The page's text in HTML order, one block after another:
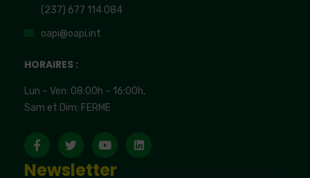
(237) 677 114 084
oapi@oapi.int
HORAIRES :
Lun – Ven: 08:00h – 16:00h,
Sam et Dim: FERME
Newsletter